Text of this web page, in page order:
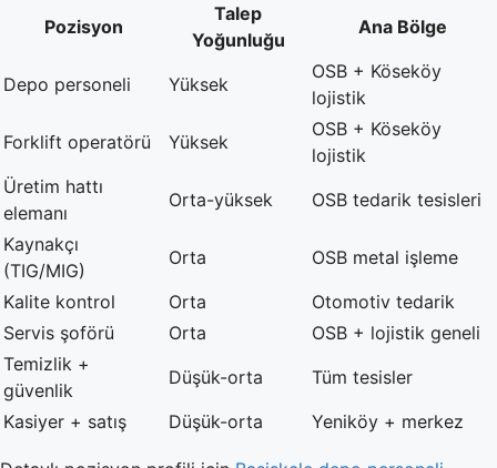
Pozisyon
Talep
Yoğunluğu
Ana Bölge
Depo personeli Yüksek
OSB + Köseköy
lojistik
Forklift operatörü
Yüksek
OSB + Köseköy
lojistik
Üretim hattı
elemanı
Orta-yüksek
OSB tedarik tesisleri
Kaynakçı
(TIG/MIG)
Orta
OSB metal işleme
Kalite kontrol
Orta
Otomotiv tedarik
Servis şoförü
Orta
OSB + lojistik geneli
Temizlik +
güvenlik
Düşük-orta
Tüm tesisler
Kasiyer + satış
Düşük-orta Yeniköy + merkez